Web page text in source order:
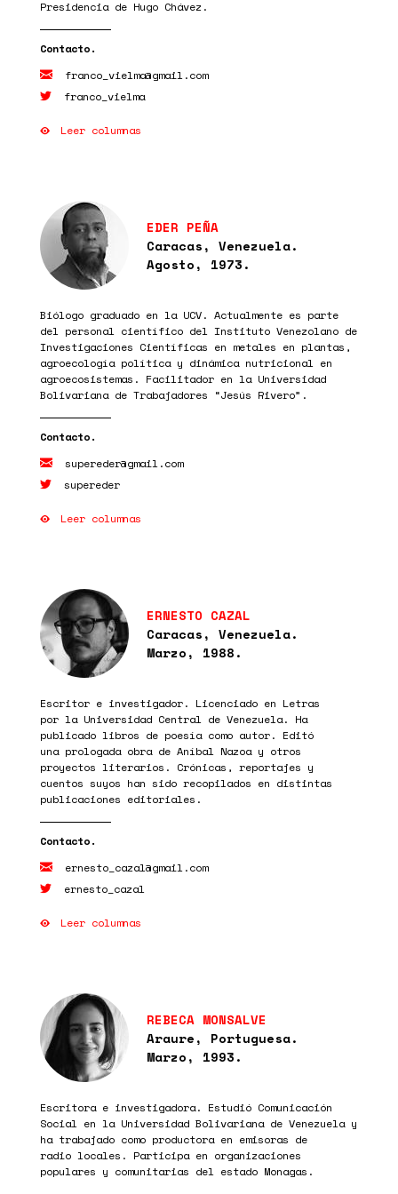
Presidencia de Hugo Chávez.
franco_vielma@gmail.com
franco_vielma
Leer columnas
EDER PEÑA
Caracas, Venezuela.
Agosto, 1973.
Biólogo graduado en la UCV. Actualmente es parte
del personal científico del Instituto Venezolano de
Investigaciones Científicas en metales en plantas,
agroecología política y dinámica nutricional en
agroecosistemas. Facilitador en la Universidad
Bolivariana de Trabajadores “Jesús Rivero”.
supereder@gmail.com
supereder
Leer columnas
ERNESTO CAZAL
Caracas, Venezuela.
Marzo, 1988.
Escritor e investigador. Licenciado en Letras
por la Universidad Central de Venezuela. Ha
publicado libros de poesía como autor. Editó
una prologada obra de Aníbal Nazoa y otros
proyectos literarios. Crónicas, reportajes y
cuentos suyos han sido recopilados en distintas
publicaciones editoriales.
ernesto_cazal@gmail.com
ernesto_cazal
Leer columnas
REBECA MONSALVE
Araure, Portuguesa.
Marzo, 1993.
Escritora e investigadora. Estudió Comunicación
Social en la Universidad Bolivariana de Venezuela y
ha trabajado como productora en emisoras de
radio locales. Participa en organizaciones
populares y comunitarias del estado Monagas.